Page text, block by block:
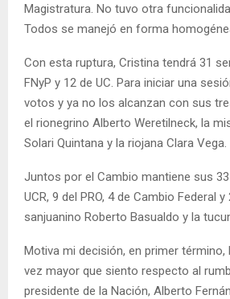
Magistratura. No tuvo otra
Todos se manejó en forma
Con esta ruptura, Cristina tendrá 31
FNyP y 12 de UC. Para iniciar una
votos y ya no los alcanzan con sus
el rionegrino Alberto Weretilneck, la
Solari Quintana y la riojana Clara Vega.
Juntos por el Cambio mantiene sus
UCR, 9 del PRO, 4 de Cambio Federal
sanjuanino Roberto Basualdo y la
Motiva mi decisión, en primer término,
vez mayor que siento respecto al
presidente de la Nación, Alberto